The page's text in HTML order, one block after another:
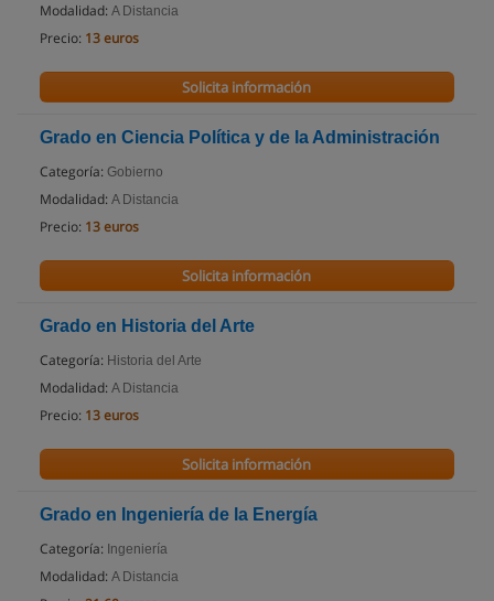
Modalidad: A Distancia
Precio: 13 euros
Solicita información
Grado en Ciencia Política y de la Administración
Categoría: Gobierno
Modalidad: A Distancia
Precio: 13 euros
Solicita información
Grado en Historia del Arte
Categoría: Historia del Arte
Modalidad: A Distancia
Precio: 13 euros
Solicita información
Grado en Ingeniería de la Energía
Categoría: Ingeniería
Modalidad: A Distancia